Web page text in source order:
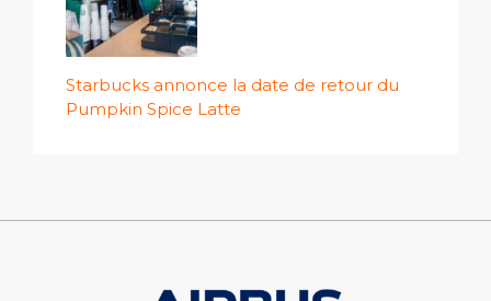
Starbucks annonce la date de retour du
Pumpkin Spice Latte